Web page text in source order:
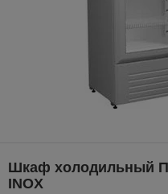
Шкаф холодильный
INOX